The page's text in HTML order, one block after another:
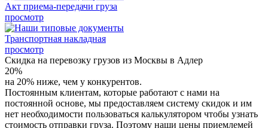
Акт приема-передачи груза
просмотр
Транспортная накладная
просмотр
Скидка на перевозку грузов из Москвы в Адлер
20%
на 20% ниже, чем у конкурентов.
Постоянным клиентам, которые работают с нами на
постоянной основе, мы предоставляем систему скидок и им
нет необходимости пользоваться калькулятором чтобы узнать
стоимость отправки груза. Поэтому наши цены приемлемей